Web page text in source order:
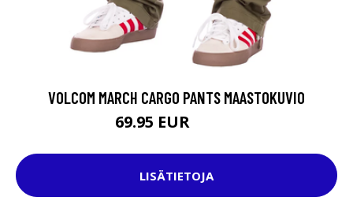
VOLCOM MARCH CARGO PANTS MAASTOKUVIO
69.95 EUR
LISÄTIETOJA